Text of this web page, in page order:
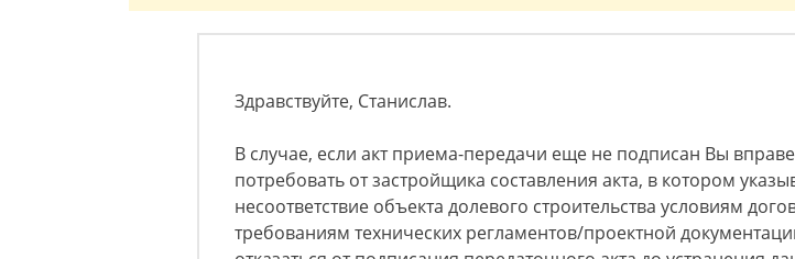
Здравствуйте, Станислав.
В случае, если акт приема-передачи еще не подписан Вы вправе
потребовать от застройщика составления акта, в котором
несоответствие объекта долевого строительства условиям
требованиям технических регламентов/проектной